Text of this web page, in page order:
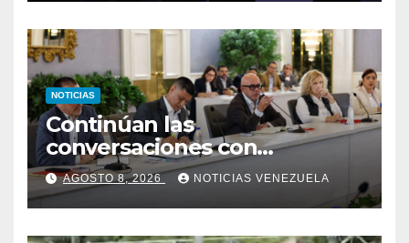
NOTICIAS
Continúan las
conversaciones con
delegación de la Asamblea
Nacional de 2015
AGOSTO 8, 2026 NOTICIAS VENEZUELA